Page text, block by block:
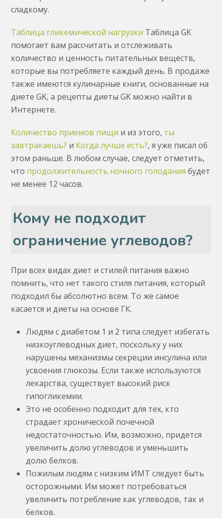
сладкому.
Таблица гликемической нагрузки Таблица GK
помогает вам рассчитать и отслеживать
количество и ценность питательных веществ,
которые вы потребляете каждый день. В продаже
также имеются кулинарные книги, основанные на
диете GK, а рецепты диеты GK можно найти в
Интернете.
Количество приемов пищи и из этого, ты
завтракаешь? и Когда лучше есть?, я уже писал об
этом раньше. В любом случае, следует отметить,
что продолжительность ночного голодания будет
не менее 12 часов.
Кому не подходит
ограничение углеводов?
При всех видах диет и стилей питания важно
помнить, что нет такого стиля питания, который
подходил бы абсолютно всем. То же самое
касается и диеты на основе ГК.
Людям с диабетом 1 и 2 типа следует избегать
низкоуглеводных диет, поскольку у них
нарушены механизмы секреции инсулина или
усвоения глюкозы. Если также используются
лекарства, существует высокий риск
гипогликемии.
Это не особенно подходит для тех, кто
страдает хронической почечной
недостаточностью. Им, возможно, придется
увеличить долю углеводов и уменьшить
долю белков.
Пожилым людям с низким ИМТ следует быть
осторожными. Им может потребоваться
увеличить потребление как углеводов, так и
белков.